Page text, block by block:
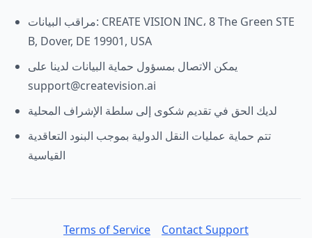
مراقب البيانات: CREATE VISION INC، 8 The Green STE
B, Dover, DE 19901, USA
يمكن الاتصال بمسؤول حماية البيانات لدينا على
support@createvision.ai
لديك الحق في تقديم شكوى إلى سلطة الإشراف المحلية
تتم حماية عمليات النقل الدولية بموجب البنود التعاقدية
القياسية
Terms of Service Contact Support